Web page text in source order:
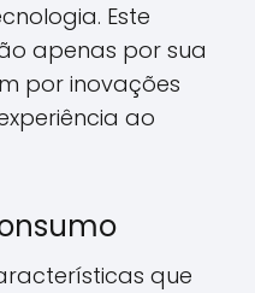
Este
apenas por sua
por inovações
ao
que